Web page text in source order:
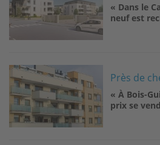
« Dans le
neuf est
Image
Près de
« À Bois-
prix se